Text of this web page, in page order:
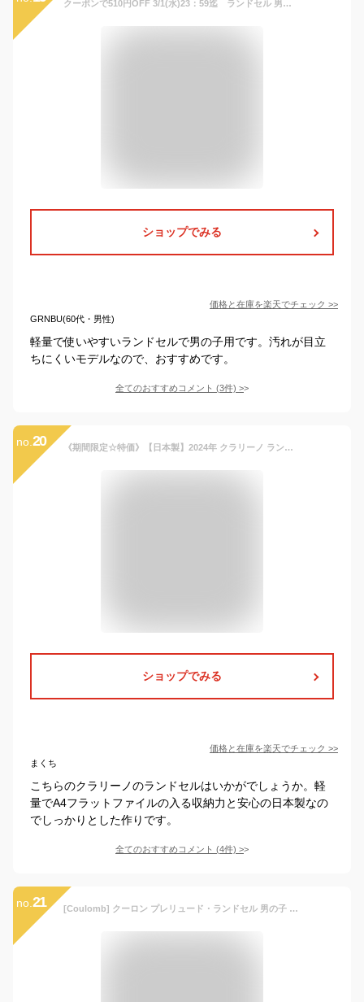
クーポンで510円OFF 3/1(水)23：59迄 ランドセル 男の子 おまけ5点付き かっこいい 送料無料 返品保証 7年保証 自動ロック 国産素材 らんどせる A4フラット 軽い A4クリアファイル Coulomb クーロン 0071 0079 おまけ付き 2023年
ショップでみる
価格と在庫を楽天でチェック >>
GRNBU(60代・男性)
軽量で使いやすいランドセルで男の子用です。汚れが目立
ちにくいモデルなので、おすすめです。
全てのおすすめコメント (3件) >
no. 20 《期間限定☆特価》【日本製】2024年 クラリーノ ランドセル 国産 男の子 軽量1060g/A4フラットファイル ブラック/ネイビー/青/赤/緑/ゴールド 81608
ショップでみる
価格と在庫を楽天でチェック >>
まくち
こちらのクラリーノのランドセルはいかがでしょうか。軽
量でA4フラットファイルの入る収納力と安心の日本製なの
でしっかりとした作りです。
全てのおすすめコメント (4件) >
no. 21 [Coulomb] クーロン プレリュード・ランドセル 男の子 A4フラットファイル対応 撥水加工 ワンタッチロック【透明ランドセルカバー付】 贩売者6年保証 (BK+R)